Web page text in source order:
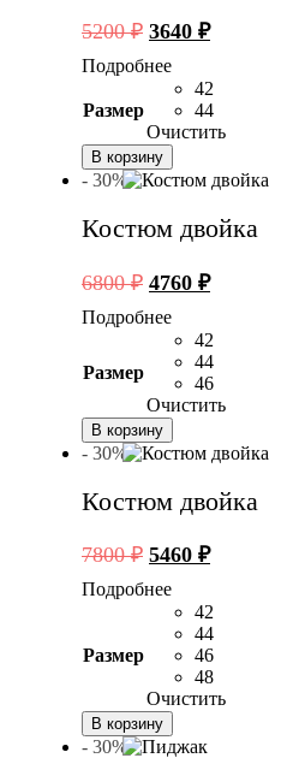
5200₽ Первоначальная
составляла
5200 ₽.
3640 ₽Текущая
3640 ₽.
Подробнее
Размер
42
44
Очистить
В корзину
- 30%
Костюм двойка
6800₽ Первоначальная
составляла
6800 ₽.
4760 ₽Текущая
4760 ₽.
Подробнее
Размер
42
44
46
Очистить
В корзину
- 30%
Костюм двойка
7800₽ Первоначальная
составляла
7800 ₽.
5460 ₽Текущая
5460 ₽.
Подробнее
Размер
42
44
46
48
Очистить
В корзину
- 30%